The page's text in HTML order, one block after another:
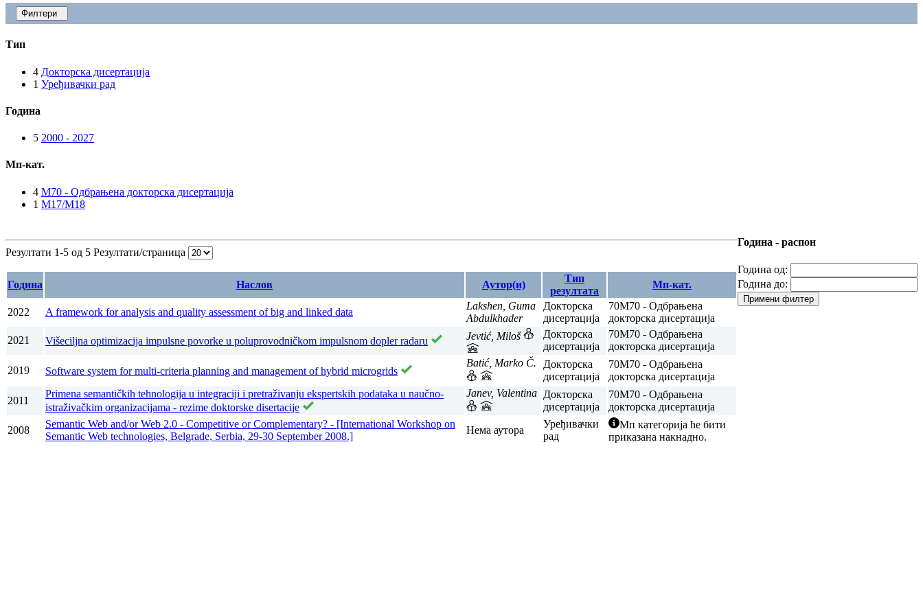
Филтери
Тип
4 Докторска дисертација
1 Уређивачки рад
Година
5 2000 - 2027
Мп-кат.
4 M70 - Одбрањена докторска дисертација
1 M17/M18
Година - распон
Година од:
Година до:
Примени филтер
Резултати 1-5 од 5 Резултати/страница
Година Наслов Аутор(и)
Тип
резултата
Мп-кат.
2022 A framework for analysis and quality assessment of big and linked data
Lakshen, Guma
Abdulkhader
Докторска
дисертација
70M70 - Одбрањена
докторска дисертација
2021
Višeciljna optimizacija impulsne povorke u poluprovodničkom impulsnom dopler radaru Jevtić, Miloš
Докторска
дисертација
70M70 - Одбрањена
докторска дисертација
2019 Software system for multi-criteria planning and management of hybrid microgrids
Batić, Marko Č.
Докторска
дисертација
70M70 - Одбрањена
докторска дисертација
2011
Primena semantičkih tehnologija u integraciji i pretraživanju ekspertskih podataka u naučno-
istraživačkim organizacijama - rezime doktorske disertacije
Janev, Valentina Докторска
дисертација
70M70 - Одбрањена
докторска дисертација
2008
Semantic Web and/or Web 2.0 - Competitive or Complementary? - [International Workshop on
Semantic Web technologies, Belgrade, Serbia, 29-30 September 2008.]
Нема аутора
Уређивачки
рад
Мп категорија ће бити
приказана накнадно.